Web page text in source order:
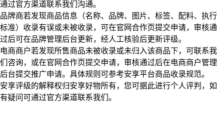
通过官方渠道联系我们沟通。
品牌商若发现商品信息（名称、品牌、图片、标签、配料、执行
标准）收录有误或未被收录，可在官网合作页提交申请，审核通
过后可在品牌管理后台更新，经人工核验后更新评级。
电商商户若发现所售商品未被收录或未归入该商品下，可联系我
们咨询，或在官网合作页提交申请，审核通过后在电商商户管理
后台提交推广申请。具体规则可参考安享平台商品收录规范。
安享评级的解释权归安享好物所有，您可据此进行个人评判，如
有疑问可通过官方渠道联系我们。